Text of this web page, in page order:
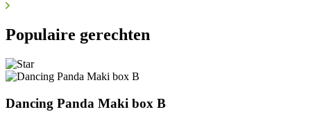
Populaire gerechten
Dancing Panda Maki box B